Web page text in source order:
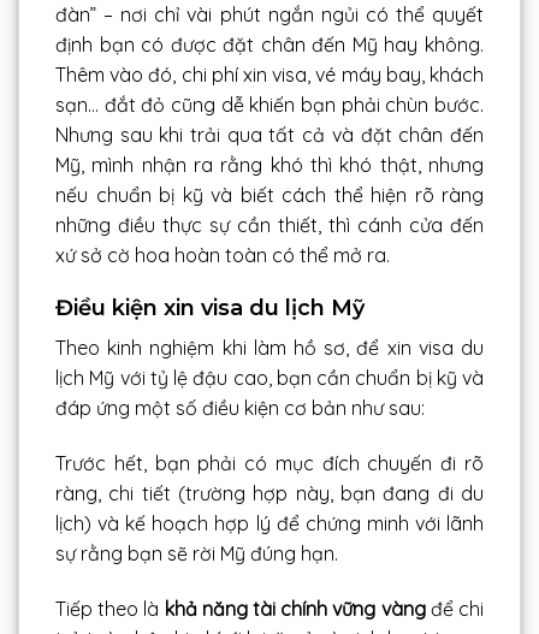
đàn” – nơi chỉ vài phút ngắn ngủi có thể quyết
định bạn có được đặt chân đến Mỹ hay không.
Thêm vào đó, chi phí xin visa, vé máy bay, khách
sạn… đắt đỏ cũng dễ khiến bạn phải chùn bước.
Nhưng sau khi trải qua tất cả và đặt chân đến
Mỹ, mình nhận ra rằng khó thì khó thật, nhưng
nếu chuẩn bị kỹ và biết cách thể hiện rõ ràng
những điều thực sự cần thiết, thì cánh cửa đến
xứ sở cờ hoa hoàn toàn có thể mở ra.
Điều kiện xin visa du lịch Mỹ
Theo kinh nghiệm khi làm hồ sơ, để xin visa du
lịch Mỹ với tỷ lệ đậu cao, bạn cần chuẩn bị kỹ và
đáp ứng một số điều kiện cơ bản như sau:
Trước hết, bạn phải có mục đích chuyến đi rõ
ràng, chi tiết (trường hợp này, bạn đang đi du
lịch) và kế hoạch hợp lý để chứng minh với lãnh
sự rằng bạn sẽ rời Mỹ đúng hạn.
Tiếp theo là khả năng tài chính vững vàngđể chi